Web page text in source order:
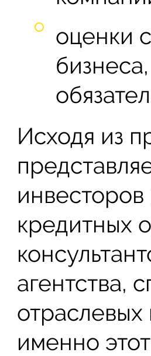
оценки
Исходя из
инвесторов
кредитных
агентства,
именно